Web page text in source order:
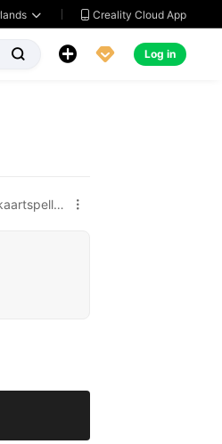
  Creality Cloud App
   Log in
Bordspellen & kaartspellen 